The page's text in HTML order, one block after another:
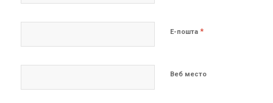
Е-пошта *
Веб место